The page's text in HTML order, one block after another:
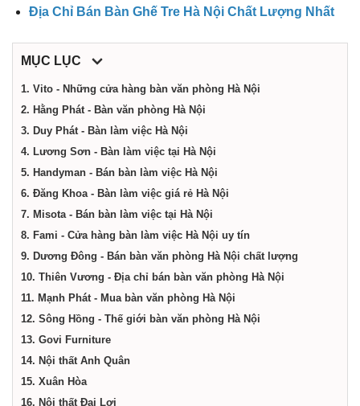
dịch
vụ
tại
Nội
Địa Chỉ Bán Bàn Ghế Tre Hà Nội Chất Lượng Nhất
MỤC LỤC
1. Vito - Những cửa hàng bàn văn phòng Hà Nội
2. Hằng Phát - Bàn văn phòng Hà Nội
3. Duy Phát - Bàn làm việc Hà Nội
4. Lương Sơn - Bàn làm việc tại Hà Nội
5. Handyman - Bán bàn làm việc Hà Nội
6. Đăng Khoa - Bàn làm việc giá rẻ Hà Nội
7. Misota - Bán bàn làm việc tại Hà Nội
8. Fami - Cửa hàng bàn làm việc Hà Nội uy tín
9. Dương Đông - Bán bàn văn phòng Hà Nội chất lượng
10. Thiên Vương - Địa chỉ bán bàn văn phòng Hà Nội
11. Mạnh Phát - Mua bàn văn phòng Hà Nội
12. Sông Hồng - Thế giới bàn văn phòng Hà Nội
13. Govi Furniture
14. Nội thất Anh Quân
15. Xuân Hòa
16. Nội thất Đại Lợi